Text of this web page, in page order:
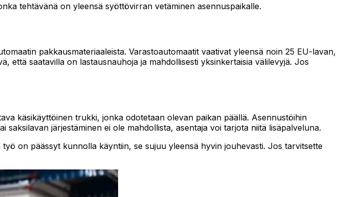
tehtävänä on yleensä syöttövirran vetäminen asennuspaikalle.
pakkausmateriaaleista. Varastoautomaatit vaativat yleensä noin 25 EU-lavan,
että saatavilla on lastausnauhoja ja mahdollisesti yksinkertaisia välilevyjä. Jos
käsikäyttöinen trukki, jonka odotetaan olevan paikan päällä. Asennustöihin
järjestäminen ei ole mahdollista, asentaja voi tarjota niitä lisäpalveluna.
on päässyt kunnolla käyntiin, se sujuu yleensä hyvin jouhevasti. Jos tarvitsette